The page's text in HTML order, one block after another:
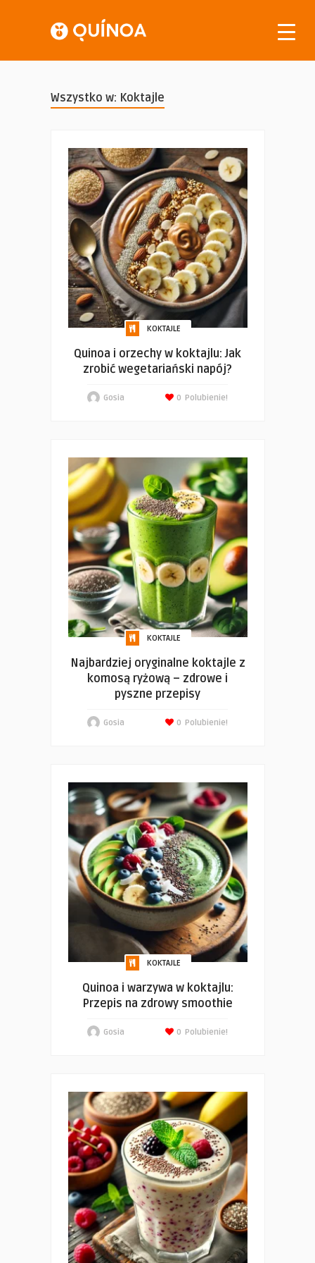
Wszystko w: Koktajle
KOKTAJLE
Quinoa i orzechy w koktajlu: Jak
zrobić wegetariański napój?
Gosia Polubienie!
0
KOKTAJLE
Najbardziej oryginalne koktajle z
komosą ryżową – zdrowe i
pyszne przepisy
Gosia Polubienie!
0
KOKTAJLE
Quinoa i warzywa w koktajlu:
Przepis na zdrowy smoothie
Gosia Polubienie!
0